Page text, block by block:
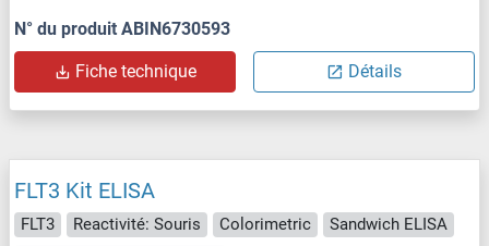
N° du produit ABIN6730593
Fiche technique Détails
FLT3 Kit ELISA
FLT3 Reactivité: Souris Colorimetric
Sandwich ELISA